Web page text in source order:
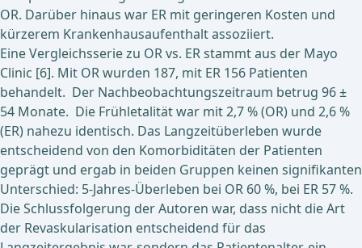
OR. Darüber hinaus war ER mit geringeren Kosten und
kürzerem Krankenhausaufenthalt assoziiert.
Eine Vergleichsserie zu OR vs. ER stammt aus der Mayo
Clinic [6]. Mit OR wurden 187, mit ER 156 Patienten
behandelt. Der Nachbeobachtungszeitraum betrug 96 ±
54 Monate. Die Frühletalität war mit 2,7 % (OR) und 2,6 %
(ER) nahezu identisch. Das Langzeitüberleben wurde
entscheidend von den Komorbiditäten der Patienten
geprägt und ergab in beiden Gruppen keinen signifikanten
Unterschied: 5-Jahres-Überleben bei OR 60 %, bei ER 57 %.
Die Schlussfolgerung der Autoren war, dass nicht die Art
der Revaskularisation entscheidend für das